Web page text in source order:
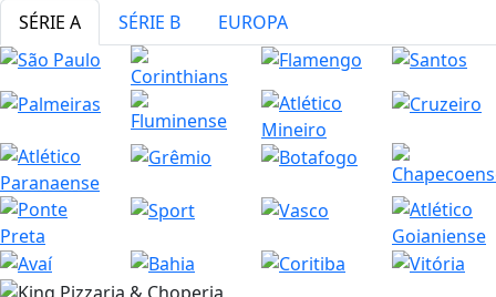
SÉRIE A SÉRIE B EUROPA